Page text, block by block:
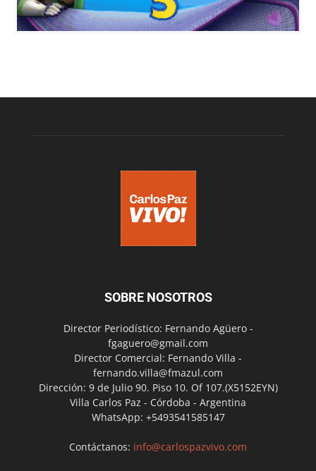
SOBRE NOSOTROS
Director Periodístico: Fernando Agüero -
fgaguero@gmail.com
Director Comercial: Fernando Villa -
fernando.villa@fmazul.com
Dirección: 9 de Julio 90. Piso 10. Of 107.(X5152EYN)
Villa Carlos Paz - Córdoba - Argentina
WhatsApp: +5493541585147
Contáctanos: info@carlospazvivo.com